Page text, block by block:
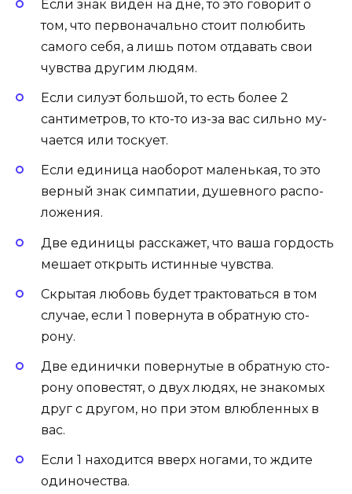
Если знак виден на дне, то это говорит о
том, что первоначально стоит полюбить
самого себя, а лишь потом отдавать свои
чувства другим людям.
Если силуэт большой, то есть более 2
сантиметров, то кто-то из-за вас сильно му­
ча­ет­ся или тос­кует.
Если единица наоборот маленькая, то это
верный знак сим­па­тии, ду­шев­ного рас­по­
ложе­ния.
Две еди­ницы расскажет, что ваша гор­дость
ме­ша­ет от­крыть истинные чувс­тва.
Скрытая любовь будет трактоваться в том
случае, если 1 повернута в об­ратную сто­
рону.
Две единички повернутые в об­ратную сто­
рону оповестят, о двух людях, не знакомых
друг с другом, но при этом влюбленных в
вас.
Если 1 находится вверх ногами, то ждите
одиночества.